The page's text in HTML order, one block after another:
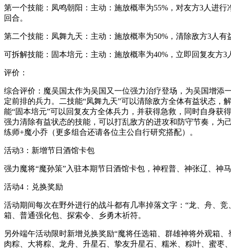
第一个技能：凤鸣朝阳：主动：施放概率为55%，对友方3人进
回合。
第二个技能：凤舞九天：主动：施放概率为50%，清除敌方3人
可拆解技能：固本培元：主动：施放概率为40%，立即回复友方
评价：
综合评价：魔吴国太作为吴国又一位强力治疗登场，为吴国增添
定前排的兵力。二技能“凤舞九天”可以清除敌方全体有益状态
能“固本培元”可以回复友方全体兵力，并获得急救，同时自身
强力清除有益状态的技能，可以打乱敌方的进攻和防守节奏，
练师+魔小乔（更多组合还请各位主公自行研究搭配）。
活动3：新增节日酒馆卡包
强力魔将“魔孙策”入驻本期节日酒馆卡包，神程普、神张辽、神
活动4：兑换奖励
活动期间每次在野外进行的战斗都有几率掉落文字：“龙、舟、
箱、普通强化包、探索令、乡勇木祈符。
另外端午活动限时新增兑换奖励“魔将任选箱、群雄神将外观箱
肉粽、大将粽、龙舟、升星石、挚友升星石、糯米、粽叶、蜜枣